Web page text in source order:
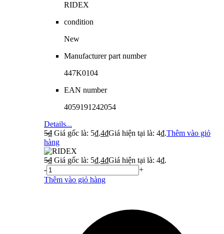
RIDEX
condition
New
Manufacturer part number
447K0104
EAN number
4059191242054
Details...
5₫ Giá gốc là: 5₫.4₫Giá hiện tại là: 4₫.Thêm vào giỏ
hàng
5₫ Giá gốc là: 5₫.4₫Giá hiện tại là: 4₫.
-
+
Thêm vào giỏ hàng